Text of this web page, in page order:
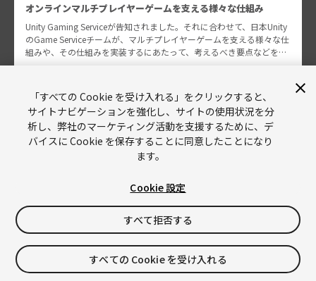
オンラインマルチプレイヤーゲームを支える様々な仕組み
Unity Gaming Serviceが告知されました。それに合わせて、日本Unity
のGame Serviceチームが、マルチプレイヤーゲームを支える様々な仕
組みや、その仕組みを実装するにあたって、考えるべき要点などを整
タエ マルコス 他
Unity
Copyright © 2026 Unity Technologies
リーガル情報 プライバシーポリシー Cookies
「すべての Cookie を受け入れる」をクリックすると、
サイトナビゲーションを強化し、サイトの使用状況を分
析し、弊社のマーケティング活動を支援するために、デ
バイスに Cookie を保存することに同意したことになり
ます。
Cookie 設定
すべて拒否する
すべての Cookie を受け入れる